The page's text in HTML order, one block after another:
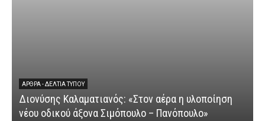
ΆΡΘΡΑ - ΔΕΛΤΊΑ ΤΎΠΟΥ
Διονύσης Καλαματιανός: «Στον αέρα η υλοποίηση
νέου οδικού άξονα Σιμόπουλο – Πανόπουλο»